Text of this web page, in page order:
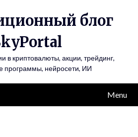
блог
в криптовалюты, акции, трейдинг,
программы, нейросети, ИИ
Menu